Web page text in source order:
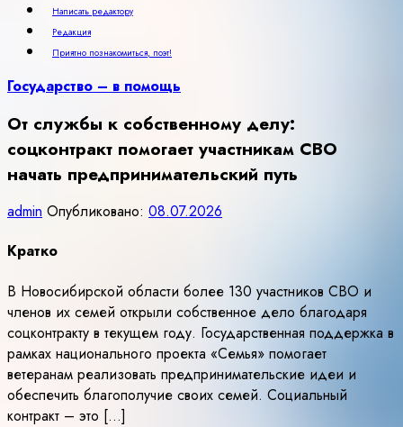
Написать редактору
Редакция
Приятно познакомиться, поэт!
Государство – в помощь
От службы к собственному делу:
соцконтракт помогает участникам СВО
начать предпринимательский путь
admin Опубликовано: 08.07.2026
Кратко
В Новосибирской области более 130 участников СВО и
членов их семей открыли собственное дело благодаря
соцконтракту в текущем году. Государственная поддержка в
рамках национального проекта «Семья» помогает
ветеранам реализовать предпринимательские идеи и
обеспечить благополучие своих семей. Социальный
контракт – это […]